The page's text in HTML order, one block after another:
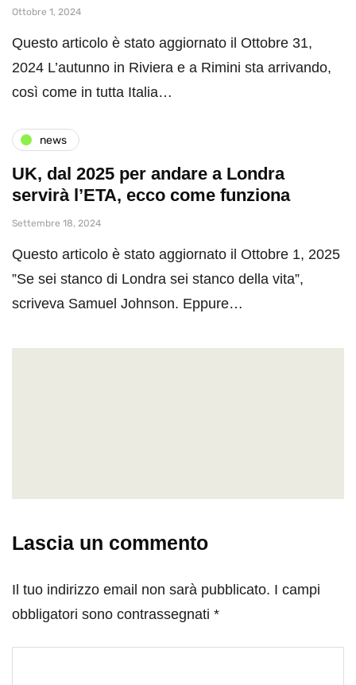
Ottobre 1, 2024
Questo articolo è stato aggiornato il Ottobre 31,
2024 L’autunno in Riviera e a Rimini sta arrivando,
così come in tutta Italia…
news
UK, dal 2025 per andare a Londra
servirà l’ETA, ecco come funziona
Settembre 18, 2024
Questo articolo è stato aggiornato il Ottobre 1, 2025
”Se sei stanco di Londra sei stanco della vita”,
scriveva Samuel Johnson. Eppure…
Lascia un commento
Il tuo indirizzo email non sarà pubblicato. I campi
obbligatori sono contrassegnati *